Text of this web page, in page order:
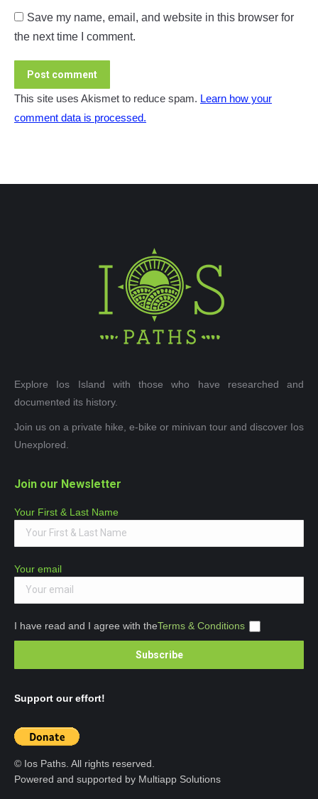
Save my name, email, and website in this browser for
the next time I comment.
Post comment
This site uses Akismet to reduce spam. Learn how your
comment data is processed.
Explore Ios Island with those who have researched and
documented its history.
Join us on a private hike, e-bike or minivan tour and discover Ios
Unexplored.
Join our Newsletter
Your First & Last Name
Your email
I have read and I agree with theTerms & Conditions
Support our effort!
© Ios Paths. All rights reserved.
Powered and supported by Multiapp Solutions